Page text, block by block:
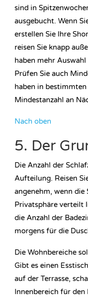
sind in
ausgebucht. Wenn
erstellen Sie Ihre
reisen Sie knapp
haben mehr
Prüfen Sie auch
haben in
Mindestanzahl an
Nach oben
5. Der
Die Anzahl der
Aufteilung. Reisen
angenehm, wenn
Privatsphäre verteilt
die Anzahl der
morgens für die
Die Wohnbereiche
Gibt es einen
auf der Terrasse,
Innenbereich für den